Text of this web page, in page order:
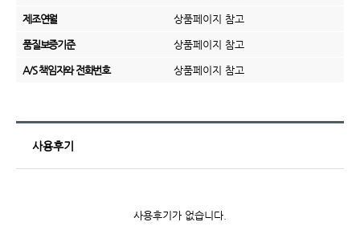
제조연월 상품페이지 참고
품질보증기준 상품페이지 참고
A/S 책임자와 전화번호 상품페이지 참고
사용후기
사용후기가 없습니다.